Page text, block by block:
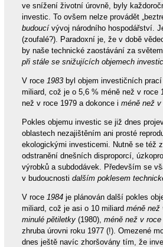
ve snížení životní úrovně, byly
investic. To ovšem nelze provádět
budoucívývoj národního hospodářství.
(zoufalé?). Paradoxní je, že v době
by naše technické zaostávání za
při stále se snižujících objemech investic.
V roce 1983byl objem investičních prací
miliard, což je o 5,6 % méně než v roce
než v roce 1979 a dokonce i méně než v
Pokles objemu investic se již dnes
oblastech nezajištěním ani prosté
ekologickými investicemi. Nutně se též
odstranění dnešních disproporcí,
výrobků a subdodávek. Především se
v budoucnosti dalším poklesem
V roce 1984je plánován další pokles
miliard, což je asi o 10 miliard méně než
minulé pětiletky(1980), méně než v roce
zhruba úrovni roku 1977 (!). Omezené
dnes ještě navíc zhoršovány tím, že